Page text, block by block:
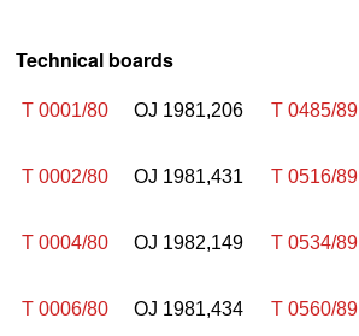
Technical boards
T 0001/80 OJ 1981,206 T 0485/89
T 0002/80 OJ 1981,431 T 0516/89
T 0004/80 OJ 1982,149 T 0534/89
T 0006/80 OJ 1981,434 T 0560/89